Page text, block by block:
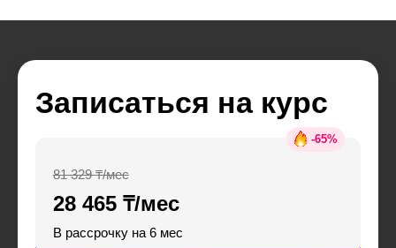
Записаться на курс
-65%
28 465 ₸/мес
81 329 ₸/мес
В рассрочку на 6 мес